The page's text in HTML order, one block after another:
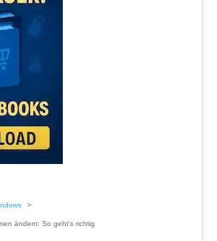
ändern: So geht’s richtig